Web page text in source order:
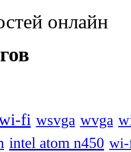
онлайн
fi wsvga wvga
intel atom n450 wi-